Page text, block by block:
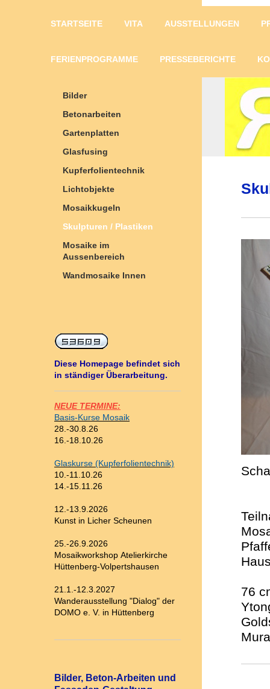
STARTSEITE VITA AUSSTELLUNGEN
FERIENPROGRAMME PRESSEBERICHTE
Bilder
Betonarbeiten
Gartenplatten
Glasfusing
Kupferfolientechnik
Lichtobjekte
Mosaikkugeln
Skulpturen / Plastiken
Mosaike im
Aussenbereich
Wandmosaike Innen
Diese Homepage befindet sich
in ständiger Überarbeitung.
NEUE TERMINE:
Basis-Kurse Mosaik
28.-30.8.26
16.-18.10.26
Glaskurse (Kupferfolientechnik)
10.-11.10.26
14.-15.11.26
12.-13.9.2026
Kunst in Licher Scheunen
25.-26.9.2026
Mosaikworkshop Atelierkirche
Hüttenberg-Volpertshausen
21.1.-12.3.2027
Wanderausstellung "Dialog" der
DOMO e. V. in Hüttenberg
Bilder, Beton-Arbeiten und
76